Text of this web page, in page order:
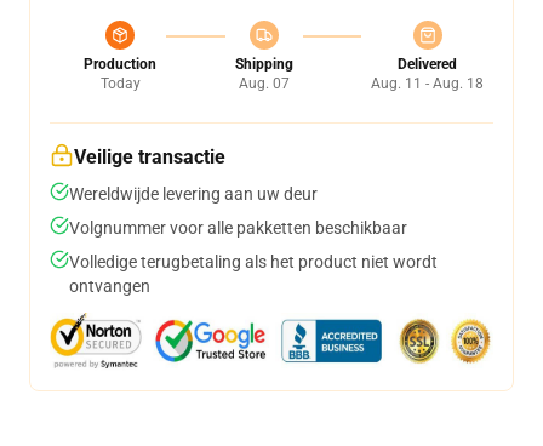
Production
Today
Shipping
Aug. 07
Delivered
Aug. 11 - Aug. 18
Veilige transactie
Wereldwijde levering aan uw deur
Volgnummer voor alle pakketten beschikbaar
Volledige terugbetaling als het product niet wordt
ontvangen